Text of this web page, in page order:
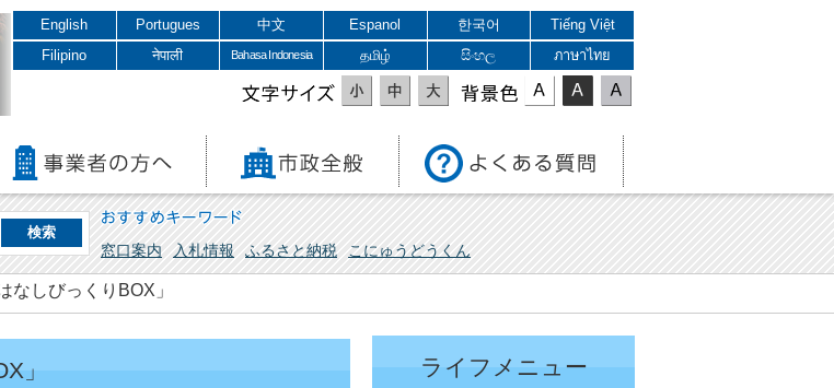
English Portugues 中文 Espanol 한국어
Tiếng Việt
Filipino
नेपाली Bahasa Indonesia தமிழ் සිංහල ภาษาไทย
文字サイズ 表示色
おすすめキーワード
窓口案内 入札情報 ふるさと納税 こにゅうどうくん
なしびっくりBOX」
」 ライフメニュー